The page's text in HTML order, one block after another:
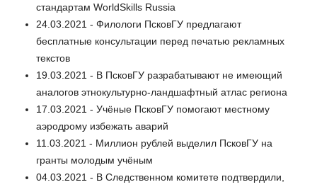
стандартам WorldSkills Russia
24.03.2021 - Филологи ПсковГУ предлагают
бесплатные консультации перед печатью рекламных
текстов
19.03.2021 - В ПсковГУ разрабатывают не имеющий
аналогов этнокультурно-ландшафтный атлас региона
17.03.2021 - Учёные ПсковГУ помогают местному
аэродрому избежать аварий
11.03.2021 - Миллион рублей выделил ПсковГУ на
гранты молодым учёным
04.03.2021 - В Следственном комитете подтвердили,